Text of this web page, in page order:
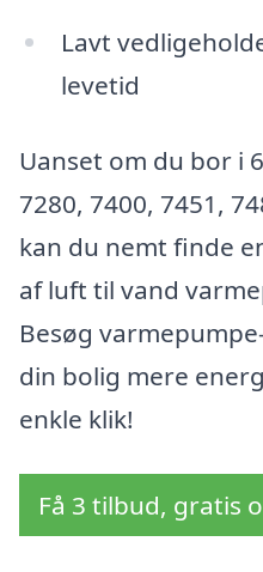
Lavt
levetid
Uanset om du bor i
7280, 7400, 7451,
kan du nemt finde
af luft til vand
Besøg
din bolig mere
enkle klik!
Få 3 tilbud, gratis